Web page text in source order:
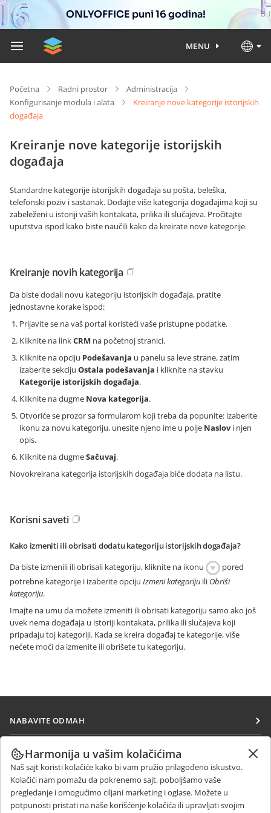
ONLYOFFICE puni 16 godina!
MENU
Početna Radni prostor
Administracija
Konfigurisanje modula i alata
Kreiranje nove kategorije istorijskih
događaja
Kreiranje nove kategorije istorijskih
događaja
Standardne kategorije istorijskih događaja su pošta, beleška,
telefonski poziv i sastanak. Dodajte više kategorija događajima koji su
zabeleženi u istoriji vaših kontakata, prilika ili slučajeva. Pročitajte
uputstva ispod kako biste naučili kako da kreirate nove kategorije.
Kreiranje novih kategorija
Da biste dodali novu kategoriju istorijskih događaja, pratite
jednostavne korake ispod:
Prijavite se na vaš portal koristeći vaše pristupne podatke.
Kliknite na linkCRM na početnoj stranici.
Kliknite na opciju Podešavanja u panelu sa leve strane, zatim
izaberite sekciju Ostala podešavanja i kliknite na stavku
Kategorije istorijskih događaja.
Kliknite na dugme Nova kategorija.
Otvoriće se prozor sa formularom koji treba da popunite: izaberite
ikonu za novu kategoriju, unesite njeno ime u polje Naslovi njen
opis.
Kliknite na dugmeSačuvaj.
Novokreirana kategorija istorijskih događaja biće dodata na listu.
Korisni saveti
Kako izmeniti ili obrisati dodatu kategoriju istorijskih događaja?
Da biste izmenili ili obrisali kategoriju, kliknite na ikonu
pored
potrebne kategorije i izaberite opciju Izmeni kategoriju ili Obriši
kategoriju.
Imajte na umu da možete izmeniti ili obrisati kategoriju samo ako još
uvek nema događaja u istoriji kontakata, prilika ili slučajeva koji
pripadaju toj kategoriji. Kada se kreira događaj te kategorije, više
nećete moći da izmenite ili obrišete tu kategoriju.
NABAVITE ODMAH
Docs
DocSpace
Workspace
Konektori
SARAĐUJTE
Za doprinosioce
Za prevodioce
Za influensere
PRIMAJTE VESTI
Blog
DOBIJTE POMOĆ
Harmonija u vašim kolačićima
Naš sajt koristi kolačiće kako bi vam pružio prilagođeno iskustvo.
Kolačići nam pomažu da pokrenemo sajt, poboljšamo vaše
pregledanje i omogućimo ciljani marketing i oglase. Možete u
potpunosti pristati na naše korišćenje kolačića ili upravljati svojim